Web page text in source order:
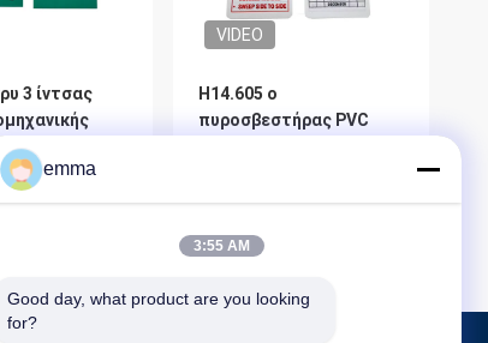
3 ίντσας
ετικεττών
ανθεκτικό
Τιμή
VIDEO
H14.605 ο
πυροσβεστήρας PVC
Καλύτερη Τιμή
emma
3:55 AM
Good day, what product are you looking
for?